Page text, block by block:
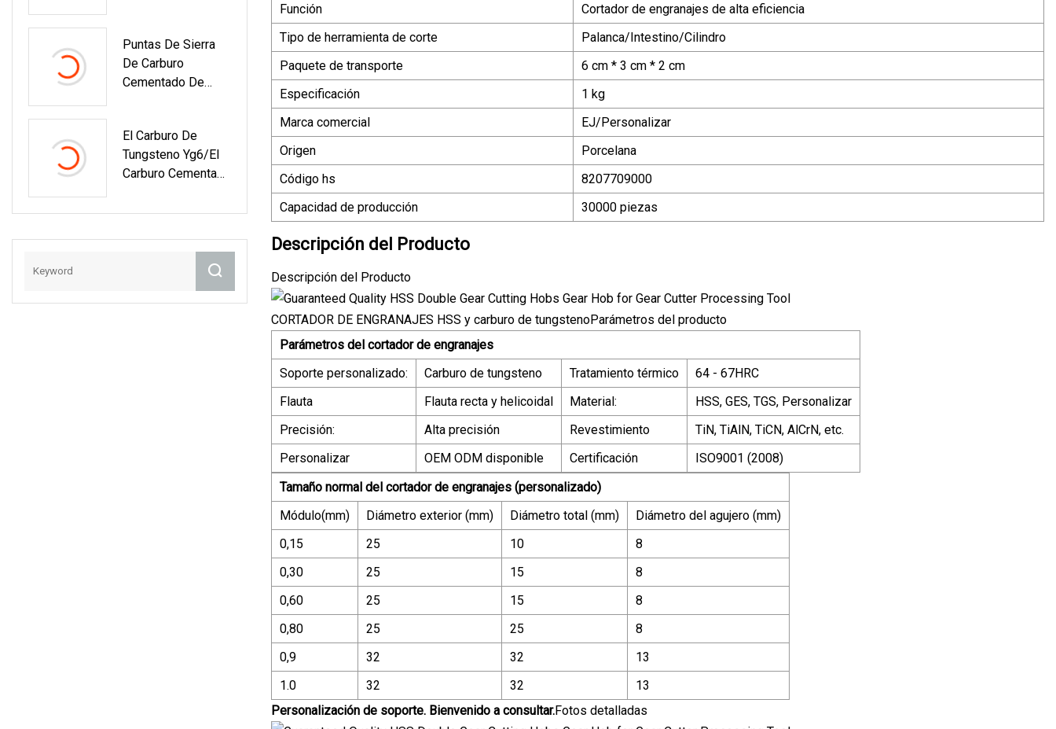
Hojas
Puntas De Sierra
De Carburo
Cementado De
Aluminio
El Carburo De
Tungsteno Yg6/el
Carburo Cementado
El Carburo De
Consejos Para
Trabajar La Madera
Función
Cortador de engranajes de alta eficiencia
Tipo de herramienta de corte
Palanca/Intestino/Cilindro
Paquete de transporte
6 cm * 3 cm * 2 cm
Especificación
1 kg
Marca comercial
EJ/Personalizar
Origen
Porcelana
Código hs
8207709000
Capacidad de producción
30000 piezas
Descripción del Producto
Descripción del Producto
CORTADOR DE ENGRANAJES HSS y carburo de tungstenoParámetros del producto
Parámetros del cortador de engranajes
Soporte personalizado:
Carburo de tungsteno Tratamiento térmico
64 - 67HRC
Flauta
Flauta recta y helicoidal Material:
HSS, GES, TGS, Personalizar
Precisión:
Alta precisión Revestimiento
TiN, TiAlN, TiCN, AlCrN, etc.
Personalizar
OEM ODM disponible Certificación
ISO9001 (2008)
Tamaño normal del cortador de engranajes (personalizado)
Módulo(mm)
Diámetro exterior (mm) Diámetro total (mm)
Diámetro del agujero (mm)
0,15
25 10
8
0,30
25 15
8
0,60
25 15
8
0,80
25 25
8
0,9
32 32
13
1.0
32 32
13
Personalización de soporte. Bienvenido a consultar.Fotos detalladas